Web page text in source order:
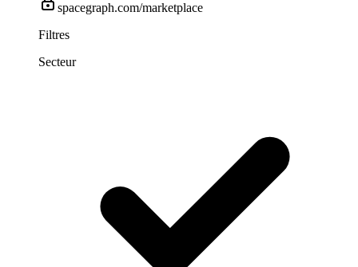
spacegraph.com/marketplace
Filtres
Secteur